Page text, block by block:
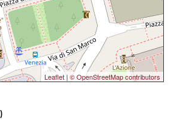
Leaflet | © OpenStreetMap contributors